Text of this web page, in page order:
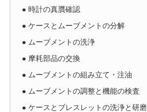
● 時計の真贋確認
● ケースとムーブメントの分解
● ムーブメントの洗浄
● 摩耗部品の交換
● ムーブメントの組み立て・注油
● ムーブメントの調整と機能の検査
● ケースとブレスレットの洗浄と研磨